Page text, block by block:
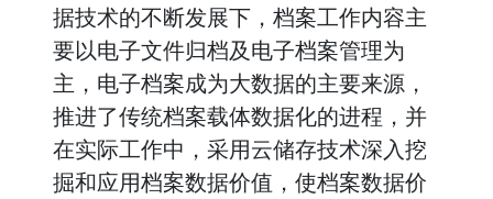
据技术的不断发展下，档案工作内容主
要以电子文件归档及电子档案管理为
主，电子档案成为大数据的主要来源，
推进了传统档案载体数据化的进程，并
在实际工作中，采用云储存技术深入挖
掘和应用档案数据价值，使档案数据价